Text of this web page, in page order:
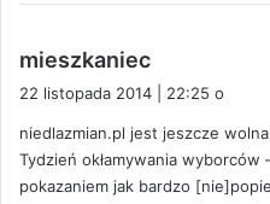
mieszkaniec
z
e
:
22 listopada 2014 | 22:25 o
niedlazmian.pl jest jeszcze
Tydzień okłamywania wyborców
pokazaniem jak bardzo